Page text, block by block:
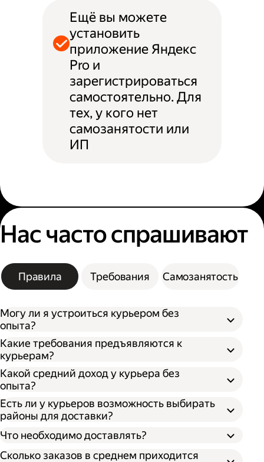
Ещё вы можете
установить
приложение Яндекс
Pro и
зарегистрироваться
самостоятельно. Для
тех, у кого нет
самозанятости или
ИП
Нас часто спрашивают
Правила Требования Самозанятость
Могу ли я устроиться курьером без
опыта?
Какие требования предъявляются к
курьерам?
Какой средний доход у курьера без
опыта?
Есть ли у курьеров возможность выбирать
районы для доставки?
Что необходимо доставлять?
Сколько заказов в среднем приходится